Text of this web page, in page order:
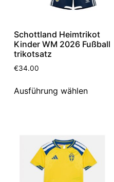
Schottland Heimtrikot
Kinder WM 2026 Fußball
trikotsatz
€34.00
Ausführung wählen